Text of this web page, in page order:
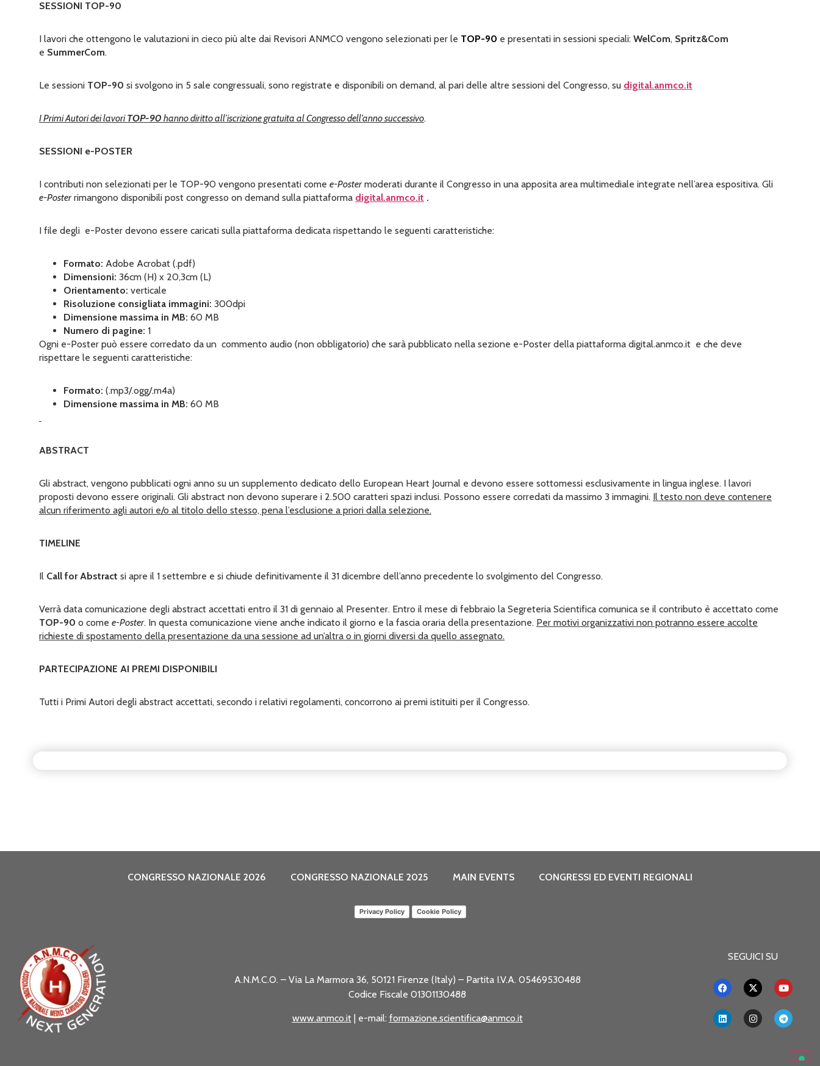
SESSIONI TOP-90
I lavori che ottengono le valutazioni in cieco più alte dai Revisori ANMCO vengono selezionati per le TOP-90 e presentati in sessioni speciali: WelCom, Spritz&Com
e SummerCom.
Le sessioni TOP-90 si svolgono in 5 sale congressuali, sono registrate e disponibili on demand, al pari delle altre sessioni del Congresso, su digital.anmco.it
I Primi Autori dei lavoriTOP-90 hanno diritto all’iscrizione gratuita al Congresso dell’anno successivo.
SESSIONI e-POSTER
I contributi non selezionati per le TOP-90 vengono presentati come e-Postermoderati durante il Congresso in una apposita area multimediale integrate nell’area espositiva. Gli
e-Posterrimangono disponibili post congresso on demand sulla piattaforma digital.anmco.it .
I file degli e-Poster devono essere caricati sulla piattaforma dedicata rispettando le seguenti caratteristiche:
Formato: Adobe Acrobat (.pdf)
Dimensioni: 36cm (H) x 20,3cm (L)
Orientamento: verticale
Risoluzione consigliata immagini: 300dpi
Dimensione massima in MB: 60 MB
Numero di pagine: 1
Ogni e-Poster può essere corredato da un commento audio (non obbligatorio) che sarà pubblicato nella sezione e-Poster della piattaforma digital.anmco.it e che deve
rispettare le seguenti caratteristiche:
Formato: (.mp3/.ogg/.m4a)
Dimensione massima in MB: 60 MB
ABSTRACT
Gli abstract, vengono pubblicati ogni anno su un supplemento dedicato dello European Heart Journal e devono essere sottomessi esclusivamente in lingua inglese. I lavori
proposti devono essere originali. Gli abstract non devono superare i 2.500 caratteri spazi inclusi. Possono essere corredati da massimo 3 immagini. Il testo non deve contenere
alcun riferimento agli autori e/o al titolo dello stesso, pena l’esclusione a priori dalla selezione.
TIMELINE
Il Call for Abstract si apre il 1 settembre e si chiude definitivamente il 31 dicembre dell’anno precedente lo svolgimento del Congresso.
Verrà data comunicazione degli abstract accettati entro il 31 di gennaio al Presenter. Entro il mese di febbraio la Segreteria Scientifica comunica se il contributo è accettato come
TOP-90 o come e-Poster. In questa comunicazione viene anche indicato il giorno e la fascia oraria della presentazione. Per motivi organizzativi non potranno essere accolte
richieste di spostamento della presentazione da una sessione ad un’altra o in giorni diversi da quello assegnato.
PARTECIPAZIONE AI PREMI DISPONIBILI
Tutti i Primi Autori degli abstract accettati, secondo i relativi regolamenti, concorrono ai premi istituiti per il Congresso.
CONGRESSO NAZIONALE 2026 CONGRESSO NAZIONALE 2025 MAIN EVENTS CONGRESSI ED EVENTI REGIONALI
Privacy Policy Cookie Policy
A.N.M.C.O. – Via La Marmora 36, 50121 Firenze (Italy) – Partita I.V.A. 05469530488
Codice Fiscale 01301130488
www.anmco.it| e-mail: formazione.scientifica@anmco.it
SEGUICI SU